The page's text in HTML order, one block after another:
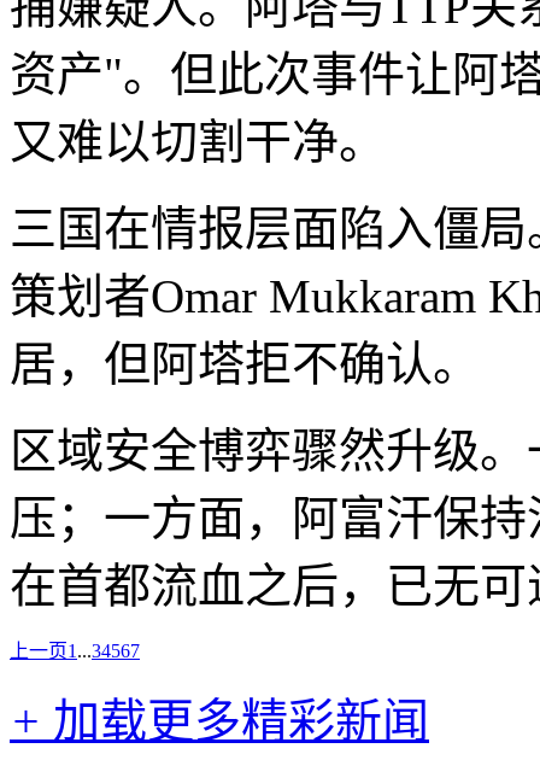
资产"。但此次事件让阿
又难以切割干净。
三国在情报层面陷入僵
策划者Omar Mukkaram
居，但阿塔拒不确认。
区域安全博弈骤然升级
压；一方面，阿富汗保
在首都流血之后，已无
上一页1 ...34567
+ 加载更多精彩新闻